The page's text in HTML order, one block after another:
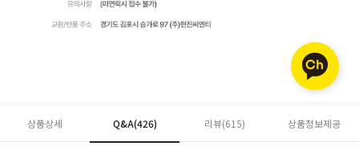
상품상세 Q&A(426) 리뷰(615) 상품정보제공